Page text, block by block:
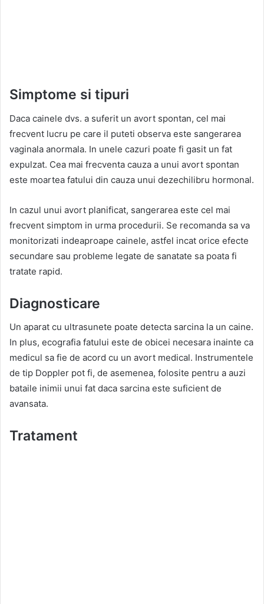
Simptome si tipuri
Daca cainele dvs. a suferit un avort spontan, cel mai
frecvent lucru pe care il puteti observa este sangerarea
vaginala anormala. In unele cazuri poate fi gasit un fat
expulzat. Cea mai frecventa cauza a unui avort spontan
este moartea fatului din cauza unui dezechilibru hormonal.
In cazul unui avort planificat, sangerarea este cel mai
frecvent simptom in urma procedurii. Se recomanda sa va
monitorizati indeaproape cainele, astfel incat orice efecte
secundare sau probleme legate de sanatate sa poata fi
tratate rapid.
Diagnosticare
Un aparat cu ultrasunete poate detecta sarcina la un caine.
In plus, ecografia fatului este de obicei necesara inainte ca
medicul sa fie de acord cu un avort medical. Instrumentele
de tip Doppler pot fi, de asemenea, folosite pentru a auzi
bataile inimii unui fat daca sarcina este suficient de
avansata.
Tratament